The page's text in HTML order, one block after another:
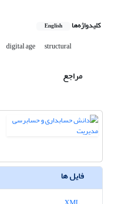
کلیدواژه‌ها English
digital age structural
مراجع
فایل ها